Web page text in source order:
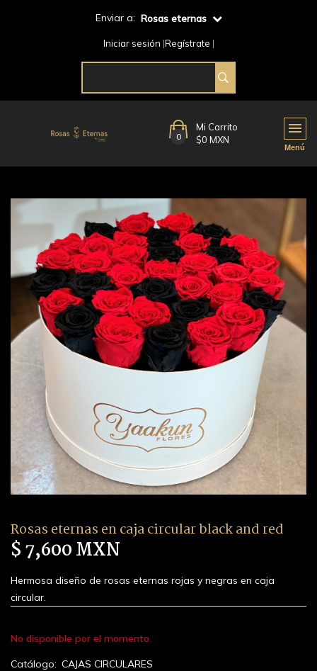
Enviar a: Rosas eternas
Iniciar sesión Regístrate
0
Mi Carrito
$0 MXN
Rosas eternas en caja circular black and red
$ 7,600 MXN
Hermosa diseño de rosas eternas rojas y negras en caja
circular.
No disponible por el momento.
Catálogo: CAJAS CIRCULARES